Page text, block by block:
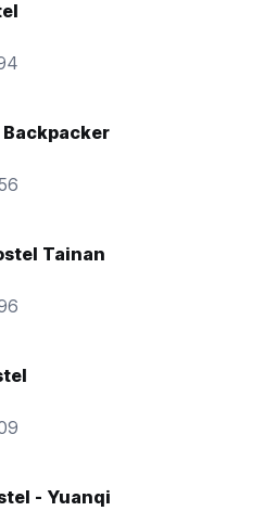
Backpacker
Tainan
- Yuanqi